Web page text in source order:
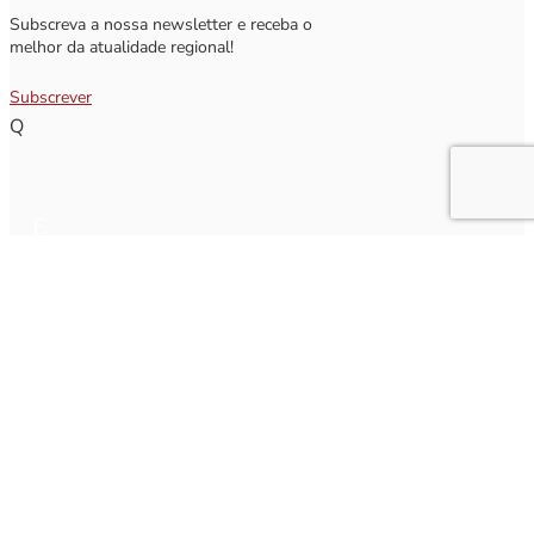
Subscreva a nossa newsletter e receba o
melhor da atualidade regional!
Subscrever
Q